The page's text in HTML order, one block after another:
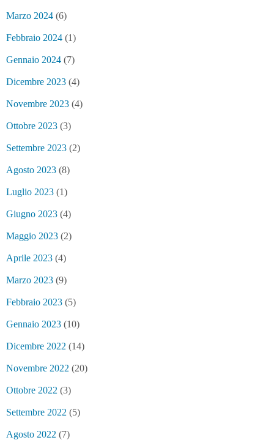
Marzo 2024 (6)
Febbraio 2024 (1)
Gennaio 2024 (7)
Dicembre 2023 (4)
Novembre 2023 (4)
Ottobre 2023 (3)
Settembre 2023 (2)
Agosto 2023 (8)
Luglio 2023 (1)
Giugno 2023 (4)
Maggio 2023 (2)
Aprile 2023 (4)
Marzo 2023 (9)
Febbraio 2023 (5)
Gennaio 2023 (10)
Dicembre 2022 (14)
Novembre 2022 (20)
Ottobre 2022 (3)
Settembre 2022 (5)
Agosto 2022 (7)